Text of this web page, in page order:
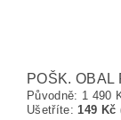
POŠK. OBAL
Původně: 1 490
Ušetříte:149 Kč